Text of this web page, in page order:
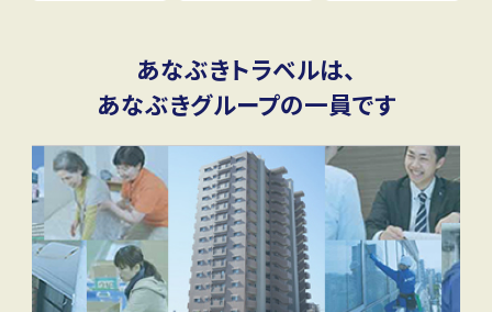
あなぶきトラベルは、
あなぶきグループの一員です